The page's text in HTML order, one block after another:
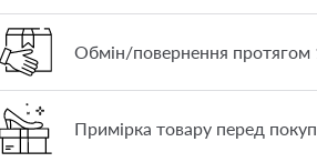
Обмін/повернення протягом
Примірка товару перед